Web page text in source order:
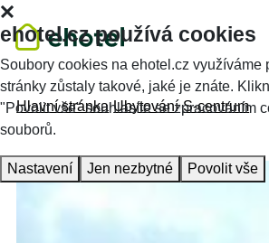
Hlavní stránka Ubytování S-centrum
ehotel.cz používá cookies
Soubory cookies na ehotel.cz využíváme
stránky zůstaly takové, jaké je znáte.
"Povolit vše" souhlasíte se zpracováním
souborů.
Nastavení Jen nezbytné Povolit vše